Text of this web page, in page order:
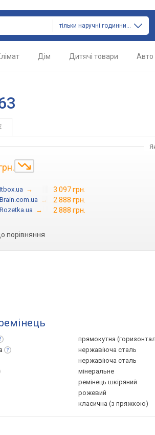
тільки наручні годинники
Дім Дитячі товари Авто
Itbox.ua → 3 097 грн.
Brain.com.ua → 2 888 грн.
Rozetka.ua → 2 888 грн.
порівняння
прямокутна
нержавіюча сталь
нержавіюча сталь
мінеральне
ремінець шкіряний
рожевий
класична (з пряжкою)